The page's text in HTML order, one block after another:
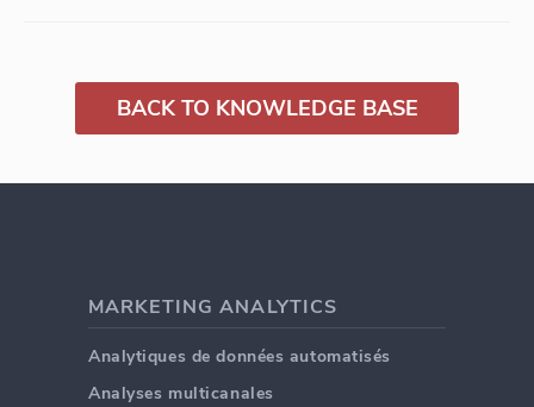
BACK TO KNOWLEDGE BASE
MARKETING ANALYTICS
Analytiques de données automatisés
Analyses multicanales